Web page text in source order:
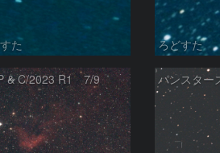
た ろどすた
& C/2023 R1 7/9